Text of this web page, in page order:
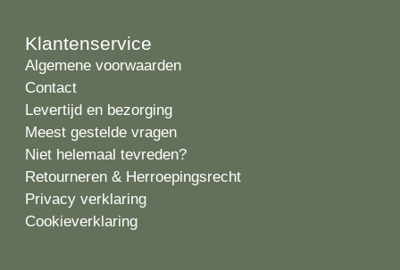
Klantenservice
Algemene voorwaarden
Contact
Levertijd en bezorging
Meest gestelde vragen
Niet helemaal tevreden?
Retourneren & Herroepingsrecht
Privacy verklaring
Cookieverklaring